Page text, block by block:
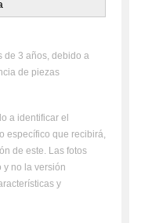
de 3 años, debido a
de piezas
a identificar el
específico que recibirá,
de este. Las fotos
y no la versión
y